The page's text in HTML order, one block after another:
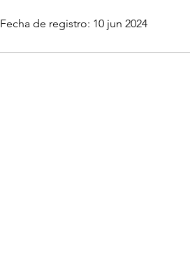
Fecha de registro: 10 jun 2024